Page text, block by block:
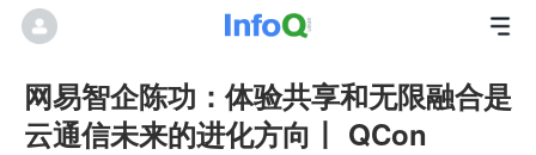
网易智企陈功：体验共享和无限融合是
云通信未来的进化方向丨 QCon